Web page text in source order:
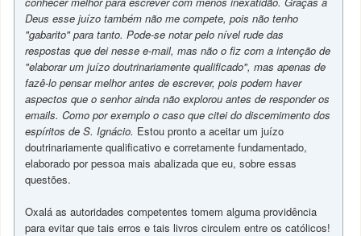
Deus esse juízo também não me compete, pois não tenho
"gabarito" para tanto. Pode-se notar pelo nível rude das
respostas que dei nesse e-mail, mas não o fiz com a intenção de
"elaborar um juízo doutrinariamente qualificado", mas apenas de
fazê-lo pensar melhor antes de escrever, pois podem haver
aspectos que o senhor ainda não explorou antes de responder os
emails. Como por exemplo o caso que citei do discernimento dos
espíritos de S. Ignácio. Estou pronto a aceitar um juízo
doutrinariamente qualificativo e corretamente fundamentado,
elaborado por pessoa mais abalizada que eu, sobre essas
questões.
Oxalá as autoridades competentes tomem alguma providência
para evitar que tais erros e tais livros circulem entre os católicos!